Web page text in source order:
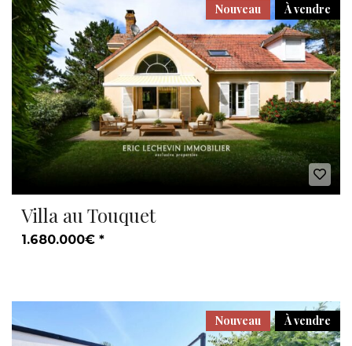
À vendre
Nouveau
Villa au Touquet
1.680.000€ *
À vendre
Nouveau